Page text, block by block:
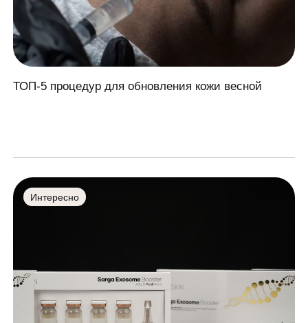
ТОП-5 процедур для обновления кожи весной
Интересно